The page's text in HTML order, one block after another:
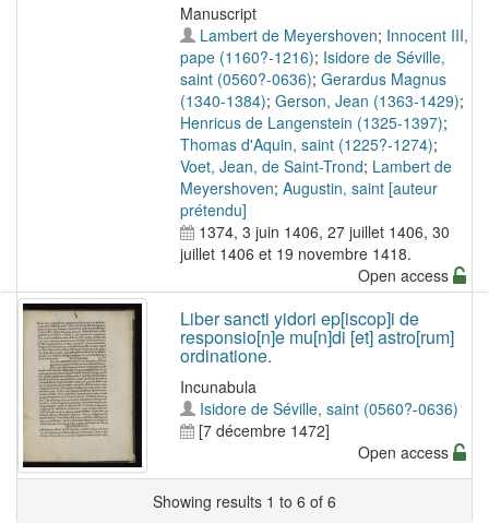
Manuscript
Lambert de Meyershoven; Innocent III,
pape (1160?-1216); Isidore de Séville,
saint (0560?-0636); Gerardus Magnus
(1340-1384); Gerson, Jean (1363-1429);
Henricus de Langenstein (1325-1397);
Thomas d'Aquin, saint (1225?-1274);
Voet, Jean, de Saint-Trond; Lambert de
Meyershoven; Augustin, saint [auteur
prétendu]
1374, 3 juin 1406, 27 juillet 1406, 30
juillet 1406 et 19 novembre 1418.
Open access
Liber sancti yidori ep[iscop]i de
responsio[n]e mu[n]di [et] astro[rum]
ordinatione.
Incunabula
Isidore de Séville, saint (0560?-0636)
[7 décembre 1472]
Open access
Showing results 1 to 6 of 6